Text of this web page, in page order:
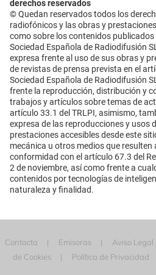
derechos reservados
© Quedan reservados todos los
radiofónicos y las obras y
como sobre los contenidos
Sociedad Española de Radiodifusión
expresa frente al uso de sus obras y
de revistas de prensa prevista en el
Sociedad Española de Radiodifusión
frente la reproducción, distribución y
trabajos y artículos sobre temas de
artículo 33.1 del TRLPI, asimismo,
expresa de las reproducciones y usos
prestaciones accesibles desde este
mecánica u otros medios que resulten
conformidad con el artículo 67.3 del
2 de noviembre, así como frente a
contenidos por tecnologías de
naturaleza y finalidad.
Contacta Emisoras Aviso Legal
de Cookies
Política de Privacidad